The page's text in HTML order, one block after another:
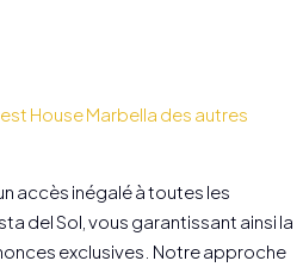
House Marbella des autres
accès inégalé à toutes les
del Sol, vous garantissant ainsi la
exclusives. Notre approche